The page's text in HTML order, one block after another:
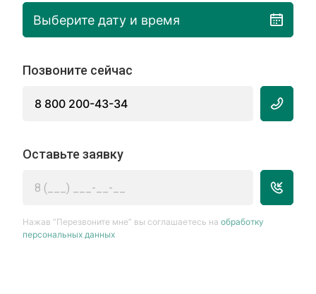
Выберите дату и время
Позвоните сейчас
8 800 200-43-34
Оставьте заявку
Нажав “Перезвоните мне” вы соглашаетесь наобработку
персональных данных